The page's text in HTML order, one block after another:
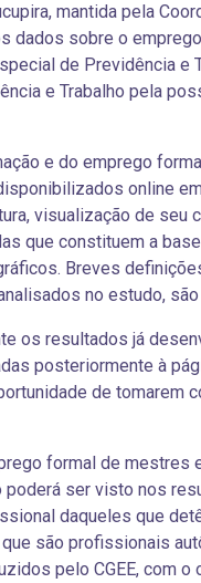
mantida pela
dados sobre o
de Previdência e
e Trabalho pela
e do emprego
online
visualização de seu
que constituem a
Breves
no estudo,
os resultados já
posteriormente à
de tomarem
formal de mestres
ser visto nos
daqueles que
são profissionais
pelo CGEE, com o